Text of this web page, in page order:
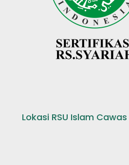
Lokasi RSU Islam Cawas